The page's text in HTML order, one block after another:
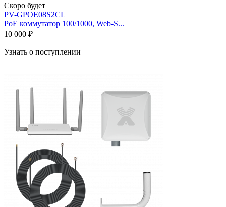
Скоро будет
PV-GPOE08S2CL
PoE коммутатор 100/1000, Web-S...
10 000 ₽
Узнать о поступлении